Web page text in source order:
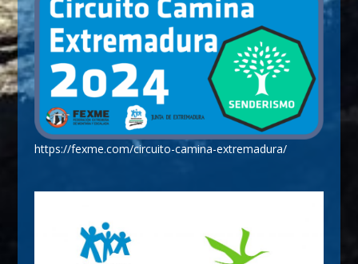
https://fexme.com/circuito-camina-extremadura/